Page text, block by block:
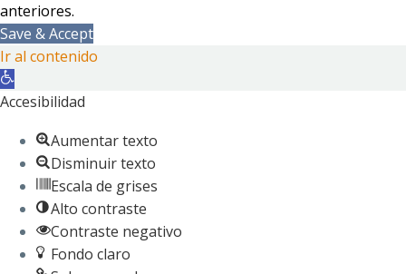
anteriores.
Save & Accept
Ir al contenido
Abrir
barra
herramientas
Accesibilidad
Aumentar texto
Disminuir texto
Escala de grises
Alto contraste
Contraste negativo
Fondo claro